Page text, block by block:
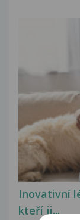
Inovativní
kteří ji...